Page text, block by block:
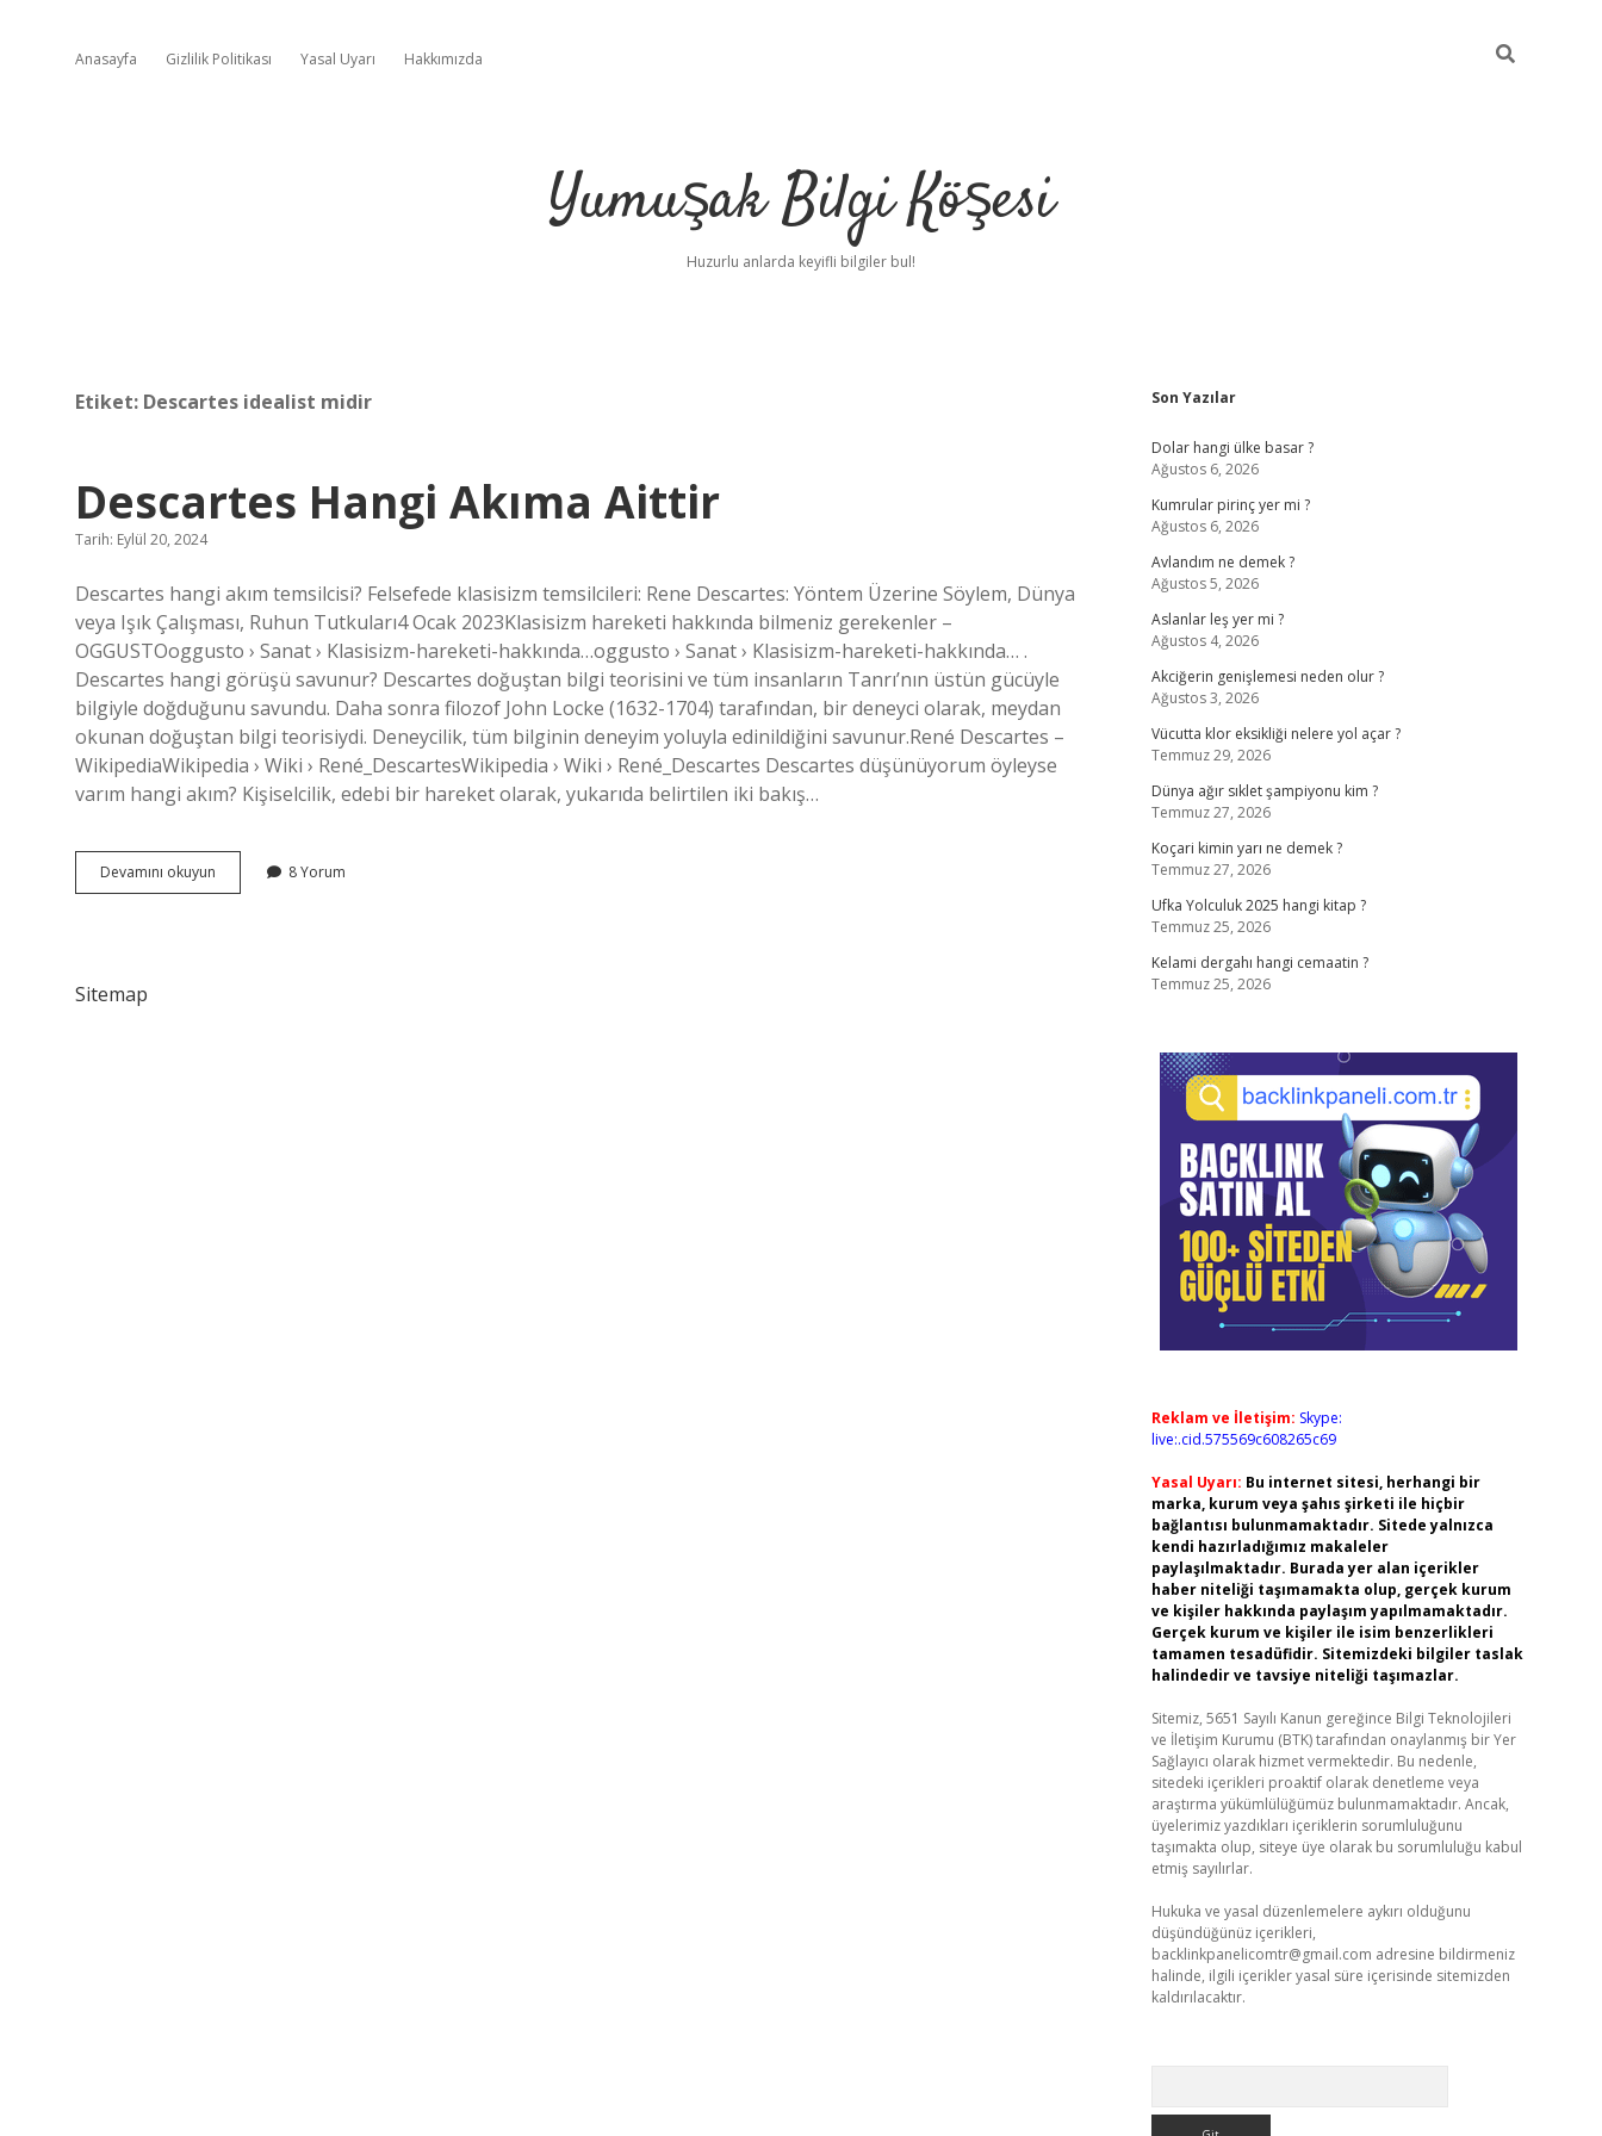
Anasayfa Gizlilik Politikası Yasal Uyarı Hakkımızda
Yumuşak Bilgi Köşesi
Huzurlu anlarda keyifli bilgiler bul!
Etiket: Descartes idealist midir
Descartes Hangi Akıma Aittir
Tarih: Eylül 20, 2024
Descartes hangi akım temsilcisi? Felsefede klasisizm temsilcileri: Rene Descartes: Yöntem Üzerine Söylem, Dünya
veya Işık Çalışması, Ruhun Tutkuları4 Ocak 2023Klasisizm hareketi hakkında bilmeniz gerekenler –
OGGUSTOoggusto › Sanat › Klasisizm-hareketi-hakkında…oggusto › Sanat › Klasisizm-hareketi-hakkında… .
Descartes hangi görüşü savunur? Descartes doğuştan bilgi teorisini ve tüm insanların Tanrı’nın üstün gücüyle
bilgiyle doğduğunu savundu. Daha sonra filozof John Locke (1632-1704) tarafından, bir deneyci olarak, meydan
okunan doğuştan bilgi teorisiydi. Deneycilik, tüm bilginin deneyim yoluyla edinildiğini savunur.René Descartes –
WikipediaWikipedia › Wiki › René_DescartesWikipedia › Wiki › René_Descartes Descartes düşünüyorum öyleyse
varım hangi akım? Kişiselcilik, edebi bir hareket olarak, yukarıda belirtilen iki bakış…
Devamını okuyun Descartes
Hangi
8 Yorum
Sitemap
Sidebar
Son Yazılar
Dolar hangi ülke basar ?
Ağustos 6, 2026
Kumrular pirinç yer mi ?
Ağustos 6, 2026
Avlandım ne demek ?
Ağustos 5, 2026
Aslanlar leş yer mi ?
Ağustos 4, 2026
Akciğerin genişlemesi neden olur ?
Ağustos 3, 2026
Vücutta klor eksikliği nelere yol açar ?
Temmuz 29, 2026
Dünya ağır sıklet şampiyonu kim ?
Temmuz 27, 2026
Koçari kimin yarı ne demek ?
Temmuz 27, 2026
Ufka Yolculuk 2025 hangi kitap ?
Temmuz 25, 2026
Kelami dergahı hangi cemaatin ?
Temmuz 25, 2026
Reklam ve İletişim: Skype:
live:.cid.575569c608265c69
Yasal Uyarı: Bu internet sitesi, herhangi bir
marka, kurum veya şahıs şirketi ile hiçbir
bağlantısı bulunmamaktadır. Sitede yalnızca
kendi hazırladığımız makaleler
paylaşılmaktadır. Burada yer alan içerikler
haber niteliği taşımamakta olup, gerçek kurum
ve kişiler hakkında paylaşım yapılmamaktadır.
Gerçek kurum ve kişiler ile isim benzerlikleri
tamamen tesadüfidir. Sitemizdeki bilgiler taslak
halindedir ve tavsiye niteliği taşımazlar.
Sitemiz, 5651 Sayılı Kanun gereğince Bilgi Teknolojileri
ve İletişim Kurumu (BTK) tarafından onaylanmış bir Yer
Sağlayıcı olarak hizmet vermektedir. Bu nedenle,
sitedeki içerikleri proaktif olarak denetleme veya
araştırma yükümlülüğümüz bulunmamaktadır. Ancak,
üyelerimiz yazdıkları içeriklerin sorumluluğunu
taşımakta olup, siteye üye olarak bu sorumluluğu kabul
etmiş sayılırlar.
Hukuka ve yasal düzenlemelere aykırı olduğunu
düşündüğünüz içerikleri,
backlinkpanelicomtr@gmail.com adresine bildirmeniz
halinde, ilgili içerikler yasal süre içerisinde sitemizden
kaldırılacaktır.